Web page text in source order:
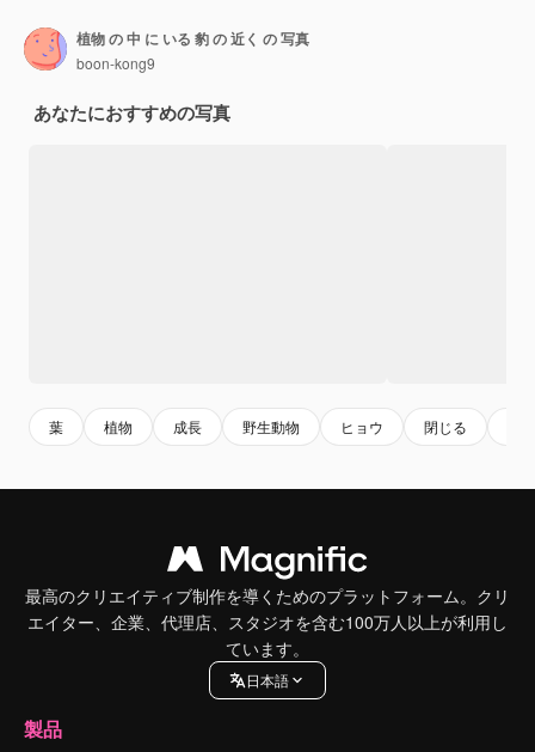
植物 の 中 に いる 豹 の 近く の 写真
boon-kong9
あなたにおすすめの写真
葉 植物 成長 野生動物 ヒョウ 閉じる
最高のクリエイティブ制作を導くためのプラットフォーム。クリ
エイター、企業、代理店、スタジオを含む100万人以上が利用し
ています。
日本語
製品